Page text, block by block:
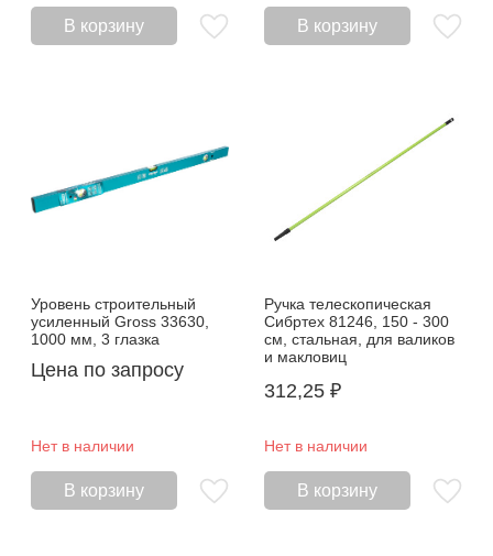
В корзину В корзину
Уровень строительный
усиленный Gross 33630,
1000 мм, 3 глазка
Цена по запросу
Нет в наличии
В корзину
Ручка телескопическая
Сибртех 81246, 150 - 300
см, стальная, для валиков
и макловиц
312,25 ₽
Нет в наличии
В корзину